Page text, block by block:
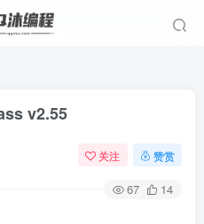
v2.55
关注 赞赏
67 14